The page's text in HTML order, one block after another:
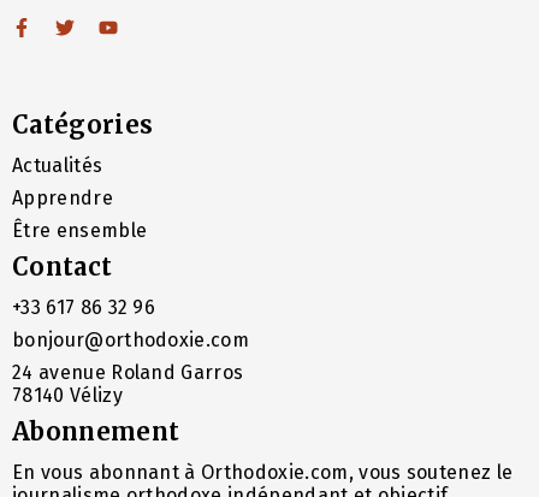
Catégories
Actualités
Apprendre
Être ensemble
Contact
+33 617 86 32 96
bonjour@orthodoxie.com
24 avenue Roland Garros
78140 Vélizy
Abonnement
En vous abonnant à Orthodoxie.com, vous soutenez le